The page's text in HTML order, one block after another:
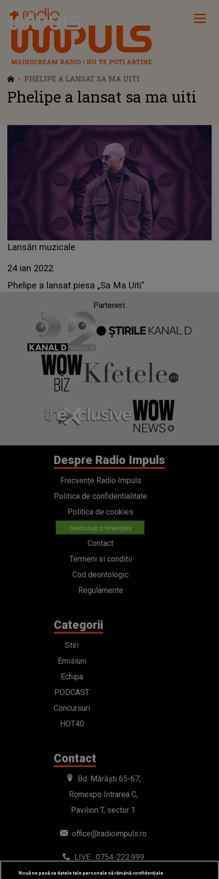
Radio Impuls
PHELIPE A LANSAT SA MA UITI
Phelipe a lansat sa ma uiti
Lansări muzicale
24 ian 2022
Phelipe a lansat piesa „Sa Ma Uiti”
Parteneri:
Despre Radio Impuls
Frecvențe Radio Impuls
Politica de confidentialitate
Politica de cookies
Gestionați preferințele
Contact
Termeni si conditii
Cod deontologic
Regulamente
Categorii
Stiri
Emisiuni
Echipa
PODCAST
Concursuri
HOT40
Contact
Bd. Mărăști 65-67,
Romexpo Intrarea C,
Pavilion T, sector 1
office@radioimpuls.ro
LIVE : 0754-222.999
WhatsApp: 0754-222.999
Nouă ne pasă ca datele tale personale să rămână confidențiale